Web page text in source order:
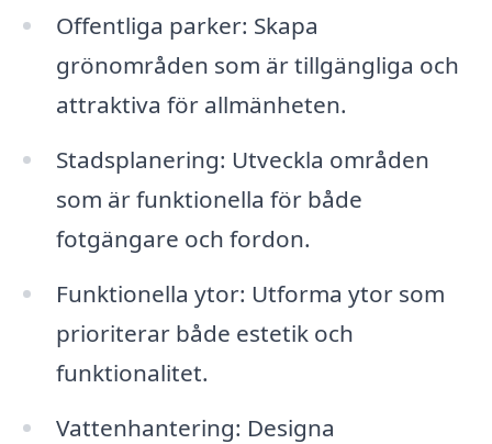
Offentliga parker: Skapa
grönområden som är tillgängliga och
attraktiva för allmänheten.
Stadsplanering: Utveckla områden
som är funktionella för både
fotgängare och fordon.
Funktionella ytor: Utforma ytor som
prioriterar både estetik och
funktionalitet.
Vattenhantering: Designa